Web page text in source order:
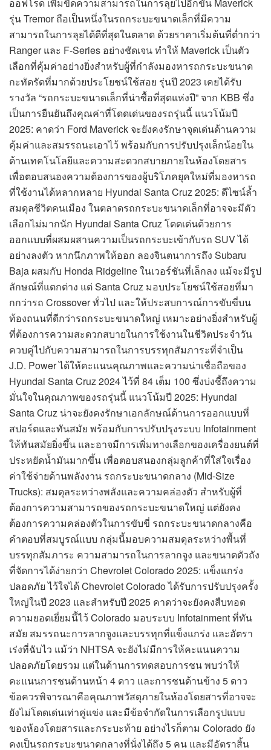
รุ่น Tremor ถือเป็นหนึ่งในรถกระบะขนาดเล็กที่มีความ
สามารถในการลุยได้ดีที่สุดในตลาด ด้วยราคาเริ่มต้นที่ต่ำกว่า
Ranger และ F-Series อย่างชัดเจน ทำให้ Maverick เป็นตัว
เลือกที่คุ้มค่าอย่างยิ่งสำหรับผู้ที่กำลังมองหารถกระบะขนาด
กะทัดรัดที่มากด้วยประโยชน์ใช้สอย รุ่นปี 2023 เคยได้รับ
รางวัล “รถกระบะขนาดเล็กที่น่าซื้อที่สุดแห่งปี” จาก KBB ซึ่ง
เป็นการยืนยันถึงคุณค่าที่โดดเด่นของรถรุ่นนี้ แนวโน้มปี
2025: คาดว่า Ford Maverick จะยังคงรักษาจุดเด่นด้านความ
คุ้มค่าและสมรรถนะเอาไว้ พร้อมกับการปรับปรุงเล็กน้อยใน
ด้านเทคโนโลยีและความสะดวกสบายภายในห้องโดยสาร
เพื่อตอบสนองความต้องการของผู้บริโภคยุคใหม่ที่มองหารถ
ที่ใช้งานได้หลากหลาย Hyundai Santa Cruz 2025: ดีไซน์ล้ำ
สมดุลชีวิตคนเมือง ในตลาดรถกระบะขนาดเล็กที่อาจจะมีตัว
เลือกไม่มากนัก Hyundai Santa Cruz โดดเด่นด้วยการ
ออกแบบที่ผสมผสานความเป็นรถกระบะเข้ากับรถ SUV ได้
อย่างลงตัว หากนึกภาพให้ออก ลองจินตนาการถึง Subaru
Baja ผสมกับ Honda Ridgeline ในเวอร์ชันที่เล็กลง แม้จะมีรูป
ลักษณ์ที่แตกต่าง แต่ Santa Cruz มอบประโยชน์ใช้สอยที่มา
กกว่ารถ Crossover ทั่วไป และให้ประสบการณ์การขับขี่บน
ท้องถนนที่ดีกว่ารถกระบะขนาดใหญ่ เหมาะอย่างยิ่งสำหรับผู้
ที่ต้องการความสะดวกสบายในการใช้งานในชีวิตประจำวัน
ควบคู่ไปกับความสามารถในการบรรทุกสัมภาระที่จำเป็น
J.D. Power ได้ให้คะแนนคุณภาพและความน่าเชื่อถือของ
Hyundai Santa Cruz 2024 ไว้ที่ 84 เต็ม 100 ซึ่งบ่งชี้ถึงความ
มั่นใจในคุณภาพของรถรุ่นนี้ แนวโน้มปี 2025: Hyundai
Santa Cruz น่าจะยังคงรักษาเอกลักษณ์ด้านการออกแบบที่
สปอร์ตและทันสมัย พร้อมกับการปรับปรุงระบบ Infotainment
ให้ทันสมัยยิ่งขึ้น และอาจมีการเพิ่มทางเลือกของเครื่องยนต์ที่
ประหยัดน้ำมันมากขึ้น เพื่อตอบสนองกลุ่มลูกค้าที่ใส่ใจเรื่อง
ค่าใช้จ่ายด้านพลังงาน รถกระบะขนาดกลาง (Mid-Size
Trucks): สมดุลระหว่างพลังและความคล่องตัว สำหรับผู้ที่
ต้องการความสามารถของรถกระบะขนาดใหญ่ แต่ยังคง
ต้องการความคล่องตัวในการขับขี่ รถกระบะขนาดกลางคือ
คำตอบที่สมบูรณ์แบบ กลุ่มนี้มอบความสมดุลระหว่างพื้นที่
บรรทุกสัมภาระ ความสามารถในการลากจูง และขนาดตัวถัง
ที่จัดการได้ง่ายกว่า Chevrolet Colorado 2025: แข็งแกร่ง
ปลอดภัย ไว้ใจได้ Chevrolet Colorado ได้รับการปรับปรุงครั้ง
ใหญ่ในปี 2023 และสำหรับปี 2025 คาดว่าจะยังคงสืบทอด
ความยอดเยี่ยมนี้ไว้ Colorado มอบระบบ Infotainment ที่ทัน
สมัย สมรรถนะการลากจูงและบรรทุกที่แข็งแกร่ง และอัตรา
เร่งที่ฉับไว แม้ว่า NHTSA จะยังไม่มีการให้คะแนนความ
ปลอดภัยโดยรวม แต่ในด้านการทดสอบการชน พบว่าให้
คะแนนการชนด้านหน้า 4 ดาว และการชนด้านข้าง 5 ดาว
ข้อควรพิจารณาคือคุณภาพวัสดุภายในห้องโดยสารที่อาจจะ
ยังไม่โดดเด่นเท่าคู่แข่ง และมีข้อจำกัดในการเลือกรูปแบบ
ของห้องโดยสารและกระบะท้าย อย่างไรก็ตาม Colorado ยัง
คงเป็นรถกระบะขนาดกลางที่นั่งได้ถึง 5 คน และมีอัตราสิ้น